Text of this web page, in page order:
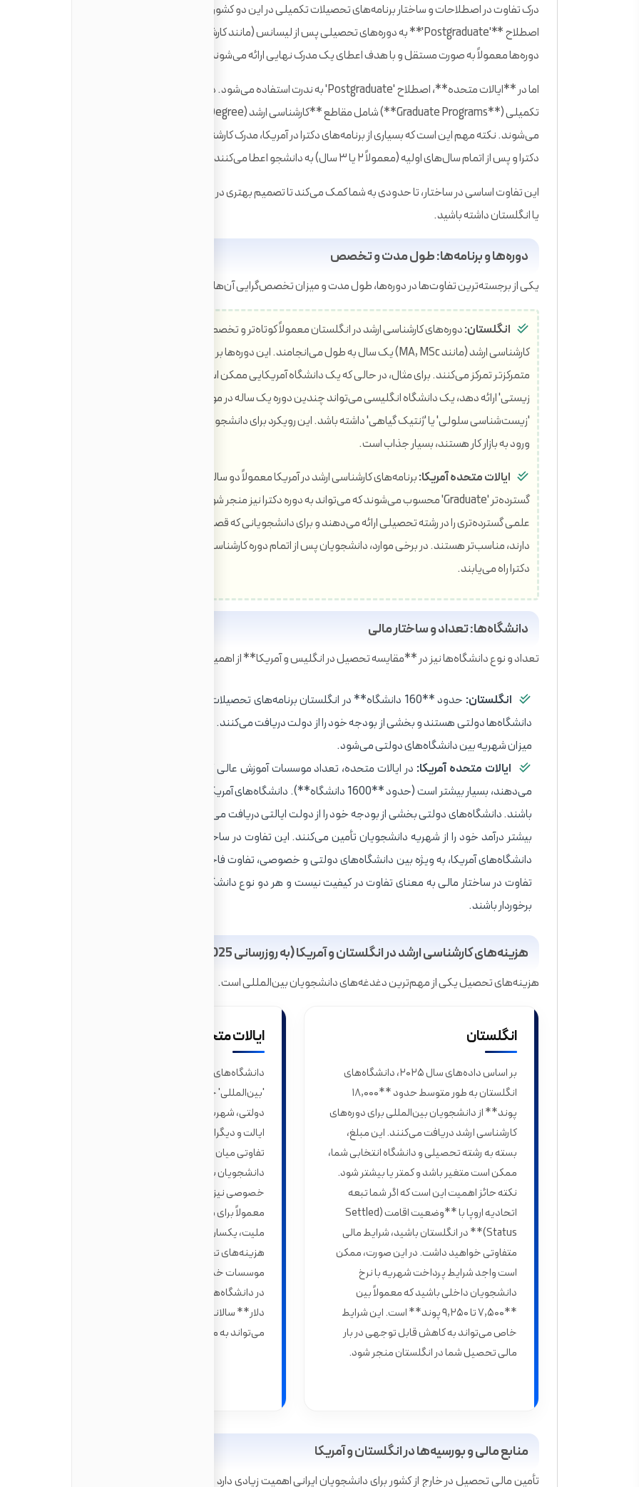
درک تفاوت در اصطلاحات و ساختار برنامه‌های تحصیلات تکمیلی در این دو کشور، اولین گام است. در **انگلستان**،
اصطلاح **'Postgraduate'** به دوره‌های تحصیلی پس از لیسانس (مانند کارشناسی ارشد و دکترا) اطلاق می‌شود. این
دوره‌ها معمولاً به صورت مستقل و با هدف اعطای یک مدرک نهایی ارائه می‌شوند.
اما در **ایالات متحده**، اصطلاح 'Postgraduate' به ندرت استفاده می‌شود. در **آمریکا**، برنامه‌های تحصیلات
می‌شوند. نکته مهم این است که بسیاری از برنامه‌های دکترا در آمریکا، مدرک کارشناسی ارشد را به عنوان بخشی از دوره
دکترا و پس از اتمام سال‌های اولیه (معمولاً ۲ یا ۳ سال) به دانشجو اعطا می‌کنند.
این تفاوت اساسی در ساختار، تا حدودی به شما کمک می‌کند تا تصمیم بهتری در مواجه با
یا انگلستان داشته باشید.
دوره‌ها و برنامه‌ها: طول مدت و تخصص
یکی از برجسته‌ترین تفاوت‌ها در دوره‌ها، طول مدت و میزان تخصص‌گرایی آن‌هاست.
انگلستان:دوره‌های کارشناسی ارشد در انگلستان معمولاً کوتاه‌تر و تخصصی‌تر هستند. اغلب دوره‌های
کارشناسی ارشد (مانند MA, MSc) یک سال به طول می‌انجامند. این دوره‌ها بر روی یک حوزه مطالعاتی کوچک‌تر و
متمرکزتر تمرکز می‌کنند. برای مثال، در حالی که یک دانشگاه آمریکایی ممکن است یک برنامه دو ساله در 'علوم
زیستی' ارائه دهد، یک دانشگاه انگلیسی می‌تواند چندین دوره یک ساله در موضوعات تخصصی‌تر مانند
'زیست‌شناسی سلولی' یا 'ژنتیک گیاهی' داشته باشد. این رویکرد برای دانشجویانی که به دنبال تخصص سریع و
ورود به بازار کار هستند، بسیار جذاب است.
ایالات متحده آمریکا:برنامه‌های کارشناسی ارشد در آمریکا معمولاً دو ساله هستند و اغلب بخشی از یک برنامه
گسترده‌تر 'Graduate' محسوب می‌شوند که می‌تواند به دوره دکترا نیز منجر شود. این برنامه‌ها معمولاً پایه‌های
علمی گسترده‌تری را در رشته تحصیلی ارائه می‌دهند و برای دانشجویانی که قصد ادامه تحصیل در مقطع دکترا را
دارند، مناسب‌تر هستند. در برخی موارد، دانشجویان پس از اتمام دوره کارشناسی ارشد، به طور مستقیم به برنامه
دکترا راه می‌یابند.
دانشگاه‌ها: تعداد و ساختار مالی
تعداد و نوع دانشگاه‌ها نیز در **مقایسه تحصیل در انگلیس و آمریکا** از اهمیت بالایی برخوردار است:
انگلستان:
حدود **160 دانشگاه** در انگلستان برنامه‌های تحصیلات تکمیلی را ارائه می‌دهند. بیشتر این
دانشگاه‌ها دولتی هستند و بخشی از بودجه خود را از دولت دریافت می‌کنند. این موضوع منجر به شباهت نسبی در
میزان شهریه بین دانشگاه‌های دولتی می‌شود.
ایالات متحده آمریکا: در ایالات متحده، تعداد موسسات آموزش عالی که برنامه‌های تحصیلات تکمیلی ارائه
می‌دهند، بسیار بیشتر است (حدود **1600 دانشگاه**). دانشگاه‌های آمریکا می‌توانند **دولتی یا خصوصی**
باشند. دانشگاه‌های دولتی بخشی از بودجه خود را از دولت ایالتی دریافت می‌کنند، در حالی که موسسات خصوصی
بیشتر درآمد خود را از شهریه دانشجویان تأمین می‌کنند. این تفاوت در ساختار مالی باعث می‌شود که شهریه در
دانشگاه‌های آمریکا، به ویژه بین دانشگاه‌های دولتی و خصوصی، تفاوت فاحشی داشته باشد. لازم به ذکر است که
تفاوت در ساختار مالی به معنای تفاوت در کیفیت نیست و هر دو نوع دانشگاه می‌توانند از اعتبار و کیفیت بالایی
برخوردار باشند.
هزینه‌های کارشناسی ارشد در انگلستان و آمریکا (به روزرسانی 2025)
هزینه‌های تحصیل یکی از مهم‌ترین دغدغه‌های دانشجویان بین‌المللی است.
انگلستان
بر اساس داده‌های سال ۲۰۲۵، دانشگاه‌های
انگلستان به طور متوسط حدود **۱۸,۰۰۰
پوند** از دانشجویان بین‌المللی برای دوره‌های
کارشناسی ارشد دریافت می‌کنند. این مبلغ،
بسته به رشته تحصیلی و دانشگاه انتخابی شما،
ممکن است متغیر باشد و کمتر یا بیشتر شود.
نکته حائز اهمیت این است که اگر شما تبعه
اتحادیه اروپا با **وضعیت اقامت (Settled
Status)** در انگلستان باشید، شرایط مالی
متفاوتی خواهید داشت. در این صورت، ممکن
است واجد شرایط پرداخت شهریه با نرخ
دانشجویان داخلی باشید که معمولاً بین
**۷,۵۰۰ تا ۹,۲۵۰ پوند** است. این شرایط
خاص می‌تواند به کاهش قابل توجهی در بار
مالی تحصیل شما در انگلستان منجر شود.
ایالات متحده آمریکا
دانشگاه‌های ایالات متحده معمولاً هزینه‌های
'بین‌المللی' جداگانه ندارند. در دانشگاه‌های
دولتی، شهریه با دو نرخ متفاوت (برای ساکنان
ایالت و دیگران) دریافت می‌شود، بدون اینکه
تفاوتی میان دانشجویان داخلی سایر ایالت‌ها و
دانشجویان بین‌المللی قائل شوند. دانشگاه‌های
خصوصی نیز شهریه خود را تعیین می‌کنند و
معمولاً برای همه دانشجویان، صرف نظر از
ملیت، یکسان است. به طور کلی، انتظار می‌رود
هزینه‌های تحصیل در آمریکا، خصوصاً در
موسسات خصوصی، بیشتر باشد؛ این هزینه‌ها
دلار** سالانه است که در دانشگاه‌های خصوصی
می‌تواند به مراتب بالاتر برود.
منابع مالی و بورسیه‌ها در انگلستان و آمریکا
تأمین مالی تحصیل در خارج از کشور برای دانشجویان ایرانی اهمیت زیادی دارد و اطلاع از گزینه‌های موجود می‌تواند به